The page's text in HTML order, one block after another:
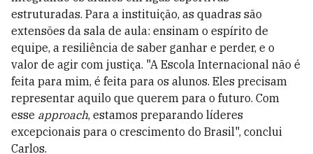
estruturadas. Para a instituição, as quadras são
extensões da sala de aula: ensinam o espírito de
equipe, a resiliência de saber ganhar e perder, e o
valor de agir com justiça. "A Escola Internacional não é
feita para mim, é feita para os alunos. Eles precisam
representar aquilo que querem para o futuro. Com
esse approach, estamos preparando líderes
excepcionais para o crescimento do Brasil", conclui
Carlos.